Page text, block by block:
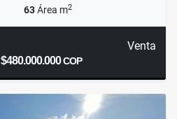
63Área m2
Venta
$480.000.000COP